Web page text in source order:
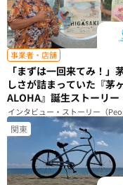
事業者・店舗
「まずは一回来てみ！」
しさが詰まっていた『茅
ALOHA』誕生ストーリー
川県）
インタビュー・ストーリー（
Story）
関東